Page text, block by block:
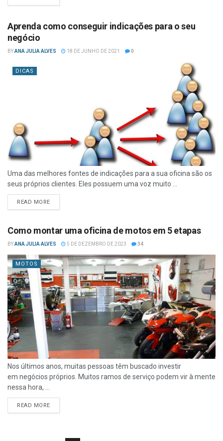
Aprenda como conseguir indicações para o seu
negócio
BYANA JULIA ALVES 18 DE JUNHO DE 2021 0
DICAS
Uma das melhores fontes de indicações para a sua oficina são os
seus próprios clientes. Eles possuem uma voz muito ...
READ MORE
Como montar uma oficina de motos em 5 etapas
BYANA JULIA ALVES 5 DE DEZEMBRO DE 2023 34
MOTOS
Nos últimos anos, muitas pessoas têm buscado investir
em negócios próprios. Muitos ramos de serviço podem vir à mente
nessa hora, ...
READ MORE